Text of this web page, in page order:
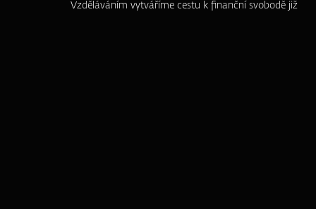
Vzděláváním vytváříme cestu k finanční svobodě již